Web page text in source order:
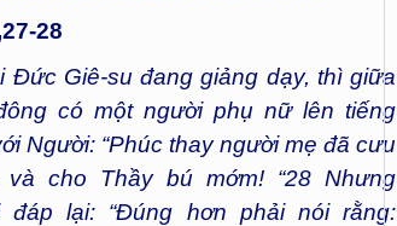
28
Đức Giê-su đang giảng dạy, thì giữa
có một người phụ nữ lên tiếng
Người: “Phúc thay người mẹ đã cưu
và cho Thầy bú mớm! “28 Nhưng
đáp lại: “Đúng hơn phải nói rằng: